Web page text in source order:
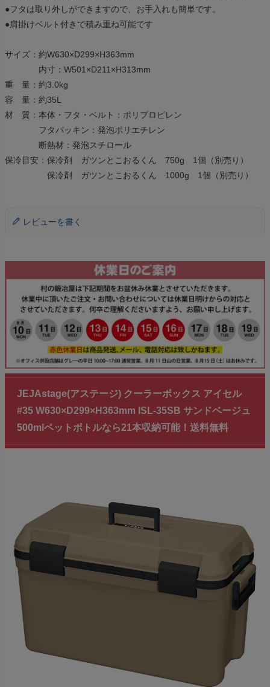
●フタは取り外しができますので、お手入れも簡単です。
●肩掛けベルト付きで積み重ね可能です
サイズ：約W630×D299×H363mm
内寸：W501×D211×H313mm
重 量：約3.0kg
容 量：約35L
材 質：本体・フタ・ベルト：ポリプロピレン
フタパッキン：発泡ポリエチレン
断熱材：発泡スチロール
保冷目安：保冷剤 ガツンとこおるくん 750g 1個（別売り）
保冷剤 ガツンとこおるくん 1000g 1個（別売り）
レビューを書く
JEJAstage(アステージ) クーラーボックス アイセル
#35 W630×D299×H363mm ISL-35SB サンドベージュ
500mlペットボトルなら21本収納可能！送料無料